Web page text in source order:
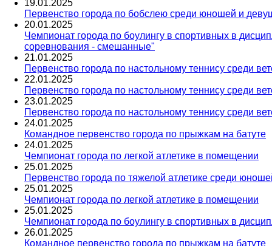
19.01.2025
Первенство города по бобслею среди юношей и
20.01.2025
Чемпионат города по боулингу в спортивных в
соревнования - смешанные"
21.01.2025
Первенство города по настольному теннису среди
22.01.2025
Первенство города по настольному теннису среди
23.01.2025
Первенство города по настольному теннису среди
24.01.2025
Командное первенство города по прыжкам на батуте
24.01.2025
Чемпионат города по легкой атлетике в помещении
25.01.2025
Первенство города по тяжелой атлетике среди
25.01.2025
Чемпионат города по легкой атлетике в помещении
25.01.2025
Чемпионат города по боулингу в спортивных в
26.01.2025
Командное первенство города по прыжкам на батуте